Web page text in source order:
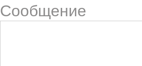
Сообщение